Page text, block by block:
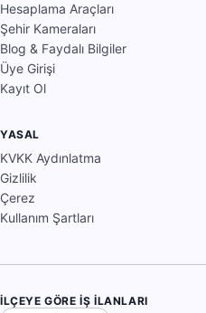
Hesaplama Araçları
Şehir Kameraları
Blog & Faydalı Bilgiler
Üye Girişi
Kayıt Ol
YASAL
KVKK Aydınlatma
Gizlilik
Çerez
Kullanım Şartları
İLÇEYE GÖRE İŞ İLANLARI